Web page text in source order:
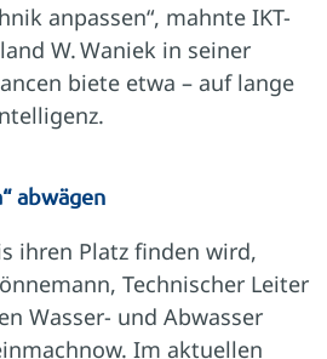
anpassen“, mahnte IKT-
W. Waniek in seiner
biete etwa – auf lange
abwägen
ihren Platz finden wird,
Technischer Leiter
Wasser- und Abwasser
Im aktuellen